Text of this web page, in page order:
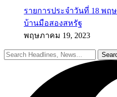
รายการประจำวันที่ 18 พฤ
บ้านมือสองสหรัฐ
พฤษภาคม 19, 2023